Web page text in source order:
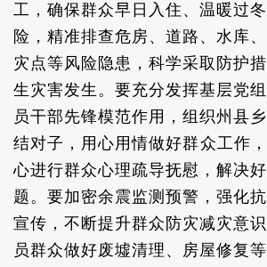
工，确保群众早日入住、温暖过
险，精准排查危房、道路、水库
灾点等风险隐患，科学采取防护
生灾害发生。要充分发挥基层党
员干部先锋模范作用，组织州县
结对子，用心用情做好群众工作
心进行群众心理疏导抚慰，解决
题。要加密余震监测预警，强化
宣传，不断提升群众防灾减灾意
员群众做好废墟清理、房屋修复